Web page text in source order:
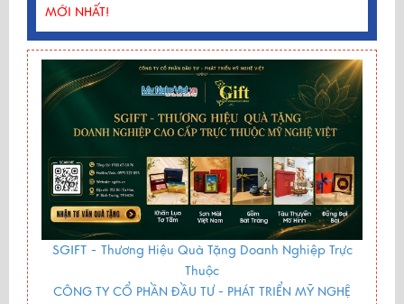
MỚI NHẤT!
SGIFT - Thương Hiệu Quà Tặng Doanh Nghiệp Trực
Thuộc
CÔNG TY CỔ PHẦN ĐẦU TƯ - PHÁT TRIỂN MỸ NGHỆ